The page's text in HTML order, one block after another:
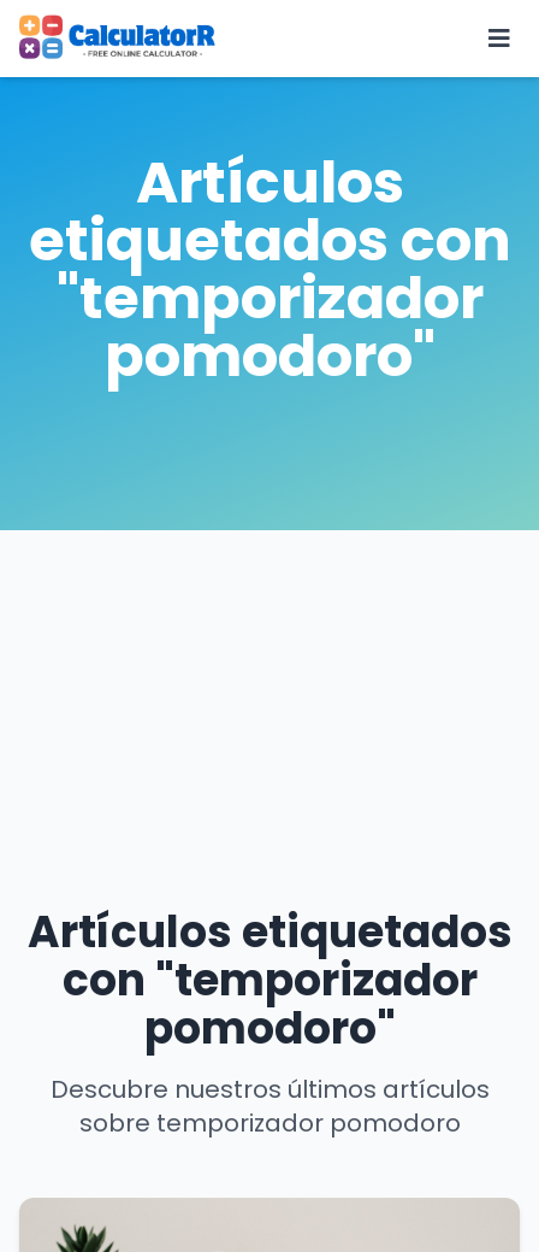
Artículos
etiquetados con
"temporizador
pomodoro"
Artículos etiquetados
con "temporizador
pomodoro"
Descubre nuestros últimos artículos
sobre temporizador pomodoro